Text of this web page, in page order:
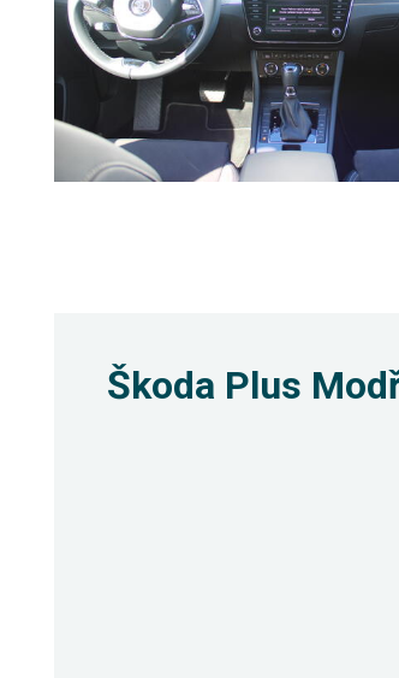
Škoda Plus